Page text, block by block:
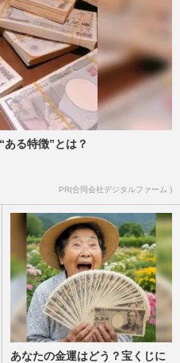
る特徴”とは？
PR(合同会社デジタルファーム )
あなたの金運はどう？宝くじに